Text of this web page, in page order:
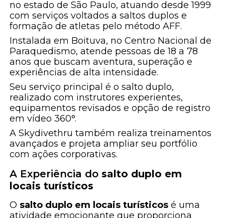
no estado de São Paulo, atuando desde 1999
com serviços voltados a saltos duplos e
formação de atletas pelo método AFF.
Instalada em Boituva, no Centro Nacional de
Paraquedismo, atende pessoas de 18 a 78
anos que buscam aventura, superação e
experiências de alta intensidade.
Seu serviço principal é o salto duplo,
realizado com instrutores experientes,
equipamentos revisados e opção de registro
em vídeo 360°.
A Skydivethru também realiza treinamentos
avançados e projeta ampliar seu portfólio
com ações corporativas.
A Experiência do salto duplo em
locais turísticos
O salto duplo em locais turísticos é uma
atividade emocionante que proporciona